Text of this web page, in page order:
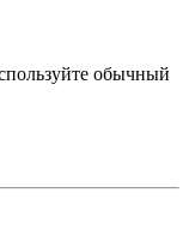
обычный